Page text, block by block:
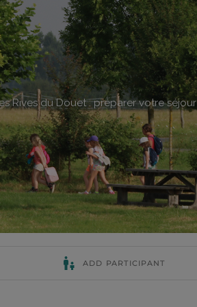
Rives du Douet : préparer votre séjour